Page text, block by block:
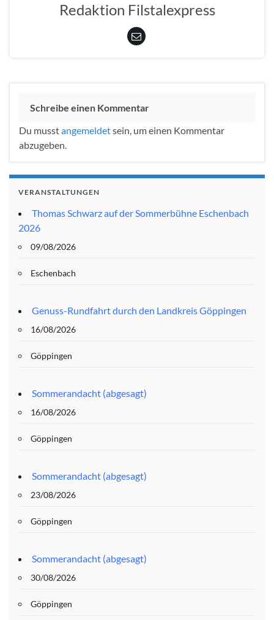
Redaktion Filstalexpress
Schreibe einen Kommentar
Du musstangemeldetsein, um einen Kommentar
abzugeben.
VERANSTALTUNGEN
Thomas Schwarz auf der Sommerbühne Eschenbach
2026
09/08/2026
Eschenbach
Genuss-Rundfahrt durch den Landkreis Göppingen
16/08/2026
Göppingen
Sommerandacht (abgesagt)
16/08/2026
Göppingen
Sommerandacht (abgesagt)
23/08/2026
Göppingen
Sommerandacht (abgesagt)
30/08/2026
Göppingen